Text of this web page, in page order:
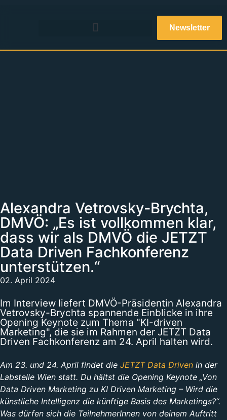
Newsletter
Alexandra Vetrovsky-Brychta,
DMVÖ: „Es ist vollkommen klar,
dass wir als DMVÖ die JETZT
Data Driven Fachkonferenz
unterstützen.“
02. April 2024
Im Interview liefert DMVÖ-Präsidentin Alexandra
Vetrovsky-Brychta spannende Einblicke in ihre
Opening Keynote zum Thema "KI-driven
Marketing", die sie im Rahmen der JETZT Data
Driven Fachkonferenz am 24. April halten wird.
Am 23. und 24. April findet die JETZT Data Driven in der
Labstelle Wien statt. Du hältst die Opening Keynote „Von
Data Driven Marketing zu KI Driven Marketing – Wird die
künstliche Intelligenz die künftige Basis des Marketings?“.
Was dürfen sich die TeilnehmerInnen von deinem Auftritt